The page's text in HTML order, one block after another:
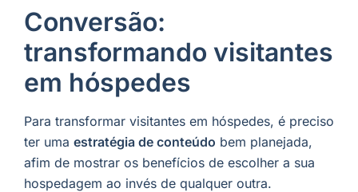
Conversão:
transformando visitantes
em hóspedes
Para transformar visitantes em hóspedes, é preciso
ter uma estratégia de conteúdo bem planejada,
afim de mostrar os benefícios de escolher a sua
hospedagem ao invés de qualquer outra.